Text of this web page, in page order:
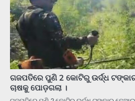
ଗଜପତିରେ ପୁଣି 2 କୋଟିରୁ ଉର୍ଦ୍ଧ
ଚାଷକୁ ପୋଡ଼ଗଲା ।